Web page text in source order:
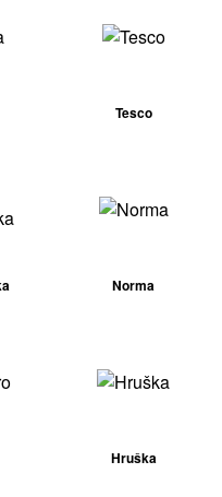
Tesco
Norma
Hruška